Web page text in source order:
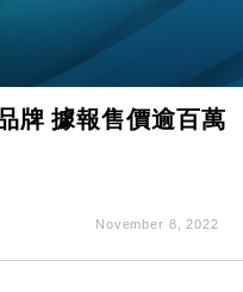
牌 據報售價逾百萬
November 8, 2022